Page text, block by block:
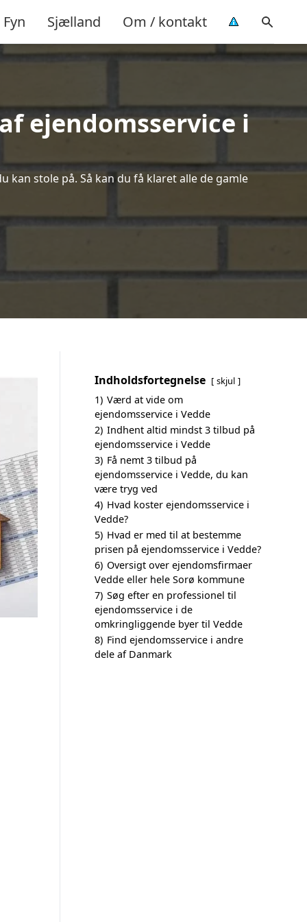
Fyn Sjælland Om / kontakt
ejendomsservice i
kan stole på. Så kan du få klaret alle de gamle
Indholdsfortegnelse skjul
1) Værd at vide om
ejendomsservice i Vedde
2) Indhent altid mindst 3 tilbud på
ejendomsservice i Vedde
3) Få nemt 3 tilbud på
ejendomsservice i Vedde, du kan
være tryg ved
4) Hvad koster ejendomsservice i
Vedde?
5) Hvad er med til at bestemme
prisen på ejendomsservice i Vedde?
6) Oversigt over ejendomsfirmaer
Vedde eller hele Sorø kommune
7) Søg efter en professionel til
ejendomsservice i de
omkringliggende byer til Vedde
8) Find ejendomsservice i andre
dele af Danmark